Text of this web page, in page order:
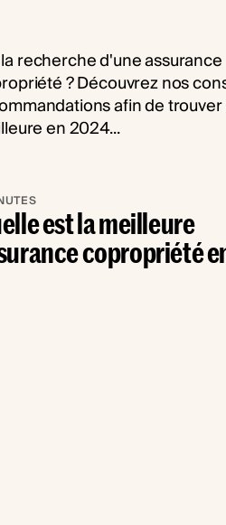
est la meilleure
copropriété